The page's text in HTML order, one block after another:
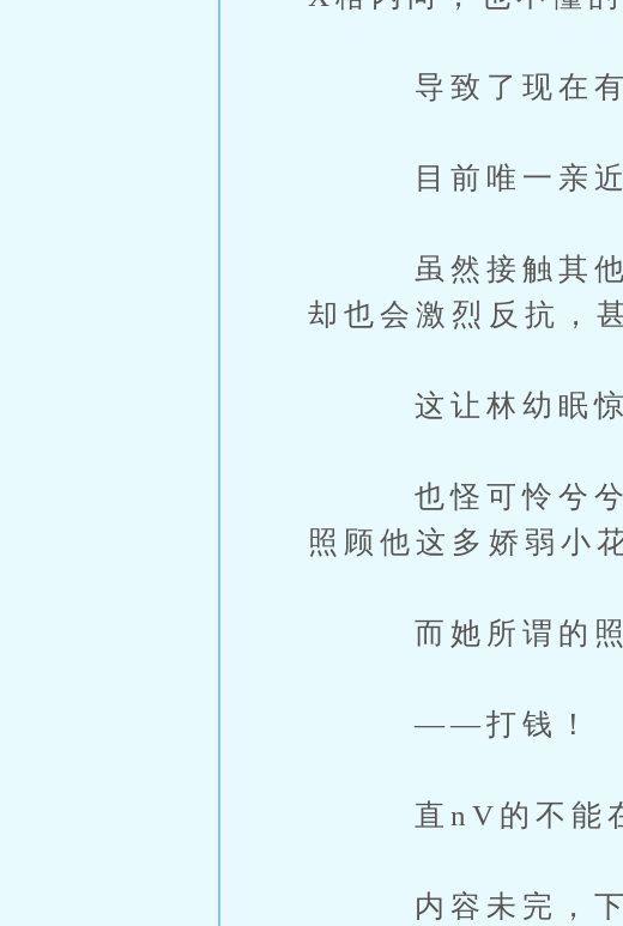
导致了现在有轻
目前唯一亲近的
虽然接触其他人
却也会激烈反抗，
这让林幼眠惊叹
也怪可怜兮兮的
照顾他这多娇弱小
而她所谓的照
——打钱！
直nV的不能在
内容未完，下